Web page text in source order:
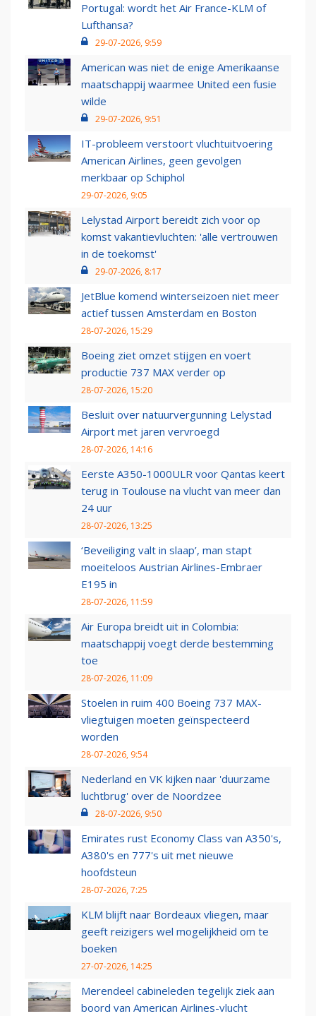
Portugal: wordt het Air France-KLM of
Lufthansa?
29-07-2026, 9:59
American was niet de enige Amerikaanse
maatschappij waarmee United een fusie
wilde
29-07-2026, 9:51
IT-probleem verstoort vluchtuitvoering
American Airlines, geen gevolgen
merkbaar op Schiphol
29-07-2026, 9:05
Lelystad Airport bereidt zich voor op
komst vakantievluchten: 'alle vertrouwen
in de toekomst'
29-07-2026, 8:17
JetBlue komend winterseizoen niet meer
actief tussen Amsterdam en Boston
28-07-2026, 15:29
Boeing ziet omzet stijgen en voert
productie 737 MAX verder op
28-07-2026, 15:20
Besluit over natuurvergunning Lelystad
Airport met jaren vervroegd
28-07-2026, 14:16
Eerste A350-1000ULR voor Qantas keert
terug in Toulouse na vlucht van meer dan
24 uur
28-07-2026, 13:25
‘Beveiliging valt in slaap’, man stapt
moeiteloos Austrian Airlines-Embraer
E195 in
28-07-2026, 11:59
Air Europa breidt uit in Colombia:
maatschappij voegt derde bestemming
toe
28-07-2026, 11:09
Stoelen in ruim 400 Boeing 737 MAX-
vliegtuigen moeten geïnspecteerd
worden
28-07-2026, 9:54
Nederland en VK kijken naar 'duurzame
luchtbrug' over de Noordzee
28-07-2026, 9:50
Emirates rust Economy Class van A350's,
A380's en 777's uit met nieuwe
hoofdsteun
28-07-2026, 7:25
KLM blijft naar Bordeaux vliegen, maar
geeft reizigers wel mogelijkheid om te
boeken
27-07-2026, 14:25
Merendeel cabineleden tegelijk ziek aan
boord van American Airlines-vlucht